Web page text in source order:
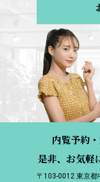
内覧予約
是非、お気軽
〒103-0012 東京都